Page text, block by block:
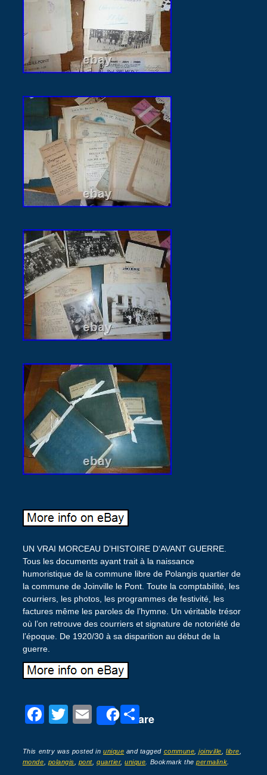
UN VRAI MORCEAU D’HISTOIRE D’AVANT GUERRE.
Tous les documents ayant trait à la naissance
humoristique de la commune libre de Polangis quartier de
la commune de Joinville le Pont. Toute la comptabilité, les
courriers, les photos, les programmes de festivité, les
factures même les paroles de l’hymne. Un véritable trésor
où l’on retrouve des courriers et signature de notoriété de
l’époque. De 1920/30 à sa disparition au début de la
guerre.
F
c
T
tt
E
ail
Share
P
ta
This entry was posted inunique and tagged commune ,joinville ,libre
monde
polangis pont,quartier,unique . Bookmark thepermalink